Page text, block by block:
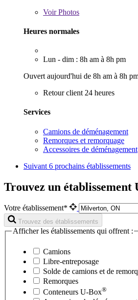
VoirPhotos
Heures normales
Lun - dim : 8h am à 8h pm
Ouvert aujourd'hui de 8h am à 8h
Retour client 24 heures
Services
Camions de déménagement
Remorques et remorquage
Accessoires de déménagement
Suivant 6 prochains établissements
Trouvez un établissement
Votre établissement*
Trouvez des établissements
Afficher les établissements qui offrent :
Camions
Libre-entreposage
Solde de camions et de
Remorques
Conteneurs U-Box®